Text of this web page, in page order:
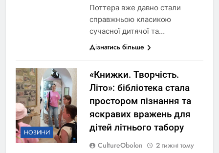
Поттера вже давно стали
справжньою класикою
сучасної дитячої та…
Дізнатись більше
НОВИНИ
«Книжки. Творчість.
Літо»: бібліотека стала
простором пізнання та
яскравих вражень для
дітей літнього табору
CultureObolon
2 тижні тому